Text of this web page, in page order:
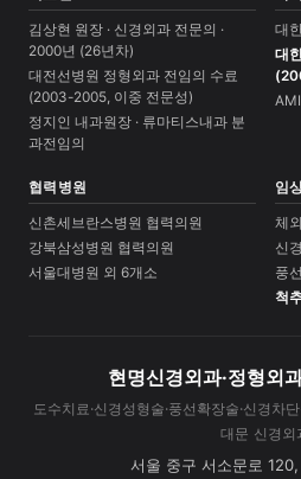
김상현 원장 · 신경외과 전문의 ·
2000년 (26년차)
대전선병원 정형외과 전임의 수료
(2003-2005, 이중 전문성)
정지인 내과원장 · 류마티스내과 분
과전임의
대
대
협력병원
신촌세브란스병원 협력의원
강북삼성병원 협력의원
서울대병원 외 6개소
임
체
신
풍
척
현명신경외과·정형외
도수치료·신경성형술·풍선확장술·신경차단
대문 신경외
서울 중구 서소문로